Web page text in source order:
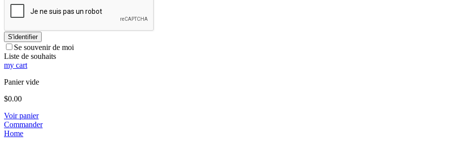
S'identifier
Se souvenir de moi
Liste de souhaits
my cart
Panier vide
$0.00
Voir panier
Commander
Home